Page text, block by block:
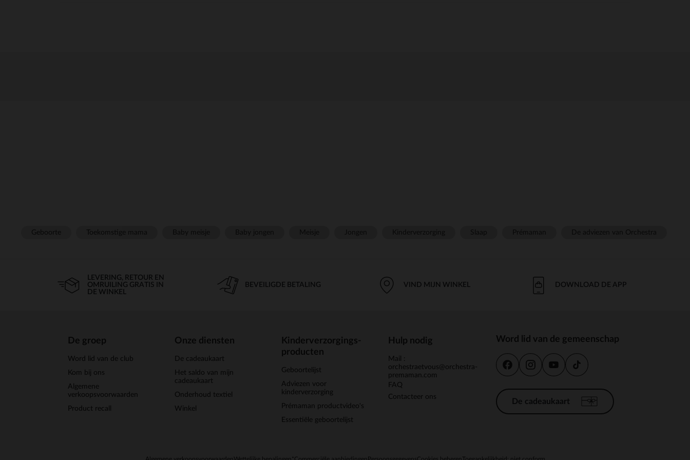
LEVERING, RETOUR EN
OMRUILING GRATIS IN
DE WINKEL
BEVEILIGDE BETALING VIND MIJN WINKEL DOWNLOAD DE APP
De groep
Word lid van de club
Kom bij ons
Algemene
verkoopsvoorwaarden
Product recall
Onze diensten
De cadeaukaart
Het saldo van mijn
cadeaukaart
Onderhoud textiel
Winkel
Kinderverzorgings-
producten
Geboortelijst
Adviezen voor
kinderverzorging
Prémaman productvideo's
Essentiële geboortelijst
Hulp nodig
Mail :
orchestraetvous@orchestra-
premaman.com
FAQ
Contacteer ons
Word lid van de gemeenschap
De cadeaukaart